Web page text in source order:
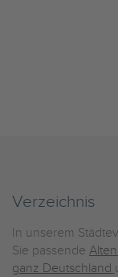
Verzeichnis
In unserem
Sie passende
ganz Deutschland